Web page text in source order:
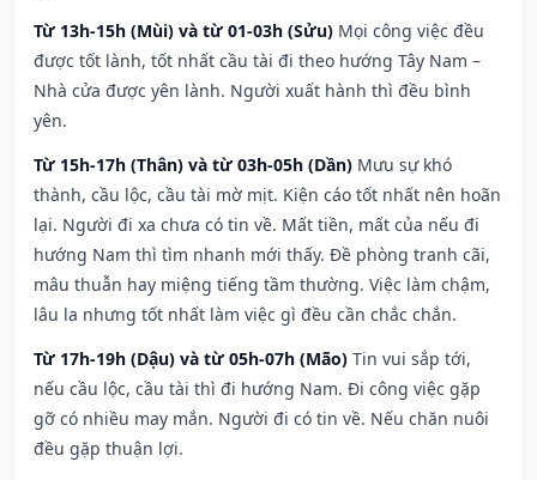
Từ 13h-15h (Mùi) và từ 01-03h (Sửu) Mọi công việc đều
được tốt lành, tốt nhất cầu tài đi theo hướng Tây Nam –
Nhà cửa được yên lành. Người xuất hành thì đều bình
yên.
Từ 15h-17h (Thân) và từ 03h-05h (Dần) Mưu sự khó
thành, cầu lộc, cầu tài mờ mịt. Kiện cáo tốt nhất nên hoãn
lại. Người đi xa chưa có tin về. Mất tiền, mất của nếu đi
hướng Nam thì tìm nhanh mới thấy. Đề phòng tranh cãi,
mâu thuẫn hay miệng tiếng tầm thường. Việc làm chậm,
lâu la nhưng tốt nhất làm việc gì đều cần chắc chắn.
Từ 17h-19h (Dậu) và từ 05h-07h (Mão) Tin vui sắp tới,
nếu cầu lộc, cầu tài thì đi hướng Nam. Đi công việc gặp
gỡ có nhiều may mắn. Người đi có tin về. Nếu chăn nuôi
đều gặp thuận lợi.